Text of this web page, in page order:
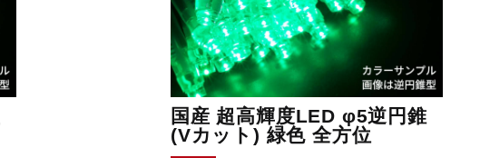
国産 超高輝度LED φ5逆円錐
(Vカット) 緑色 全方位